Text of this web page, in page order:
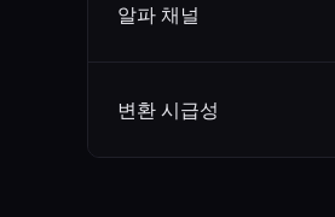
알파 채널
변환 시급성